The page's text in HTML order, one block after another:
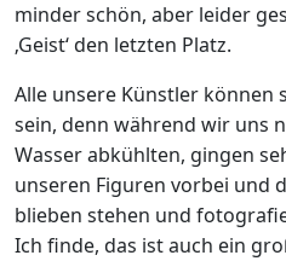
minder schön, aber leider
‚Geist‘ den letzten Platz.
Alle unsere Künstler können
sein, denn während wir uns
Wasser abkühlten, gingen
unseren Figuren vorbei und
blieben stehen und
Ich finde, das ist auch ein